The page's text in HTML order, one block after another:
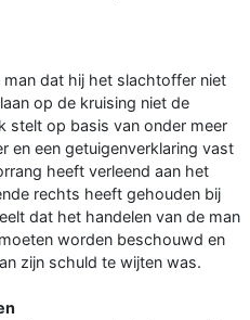
dat hij het slachtoffer niet
op de kruising niet de
stelt op basis van onder meer
en een getuigenverklaring vast
heeft verleend aan het
rechts heeft gehouden bij
dat het handelen van de man
worden beschouwd en
zijn schuld te wijten was.